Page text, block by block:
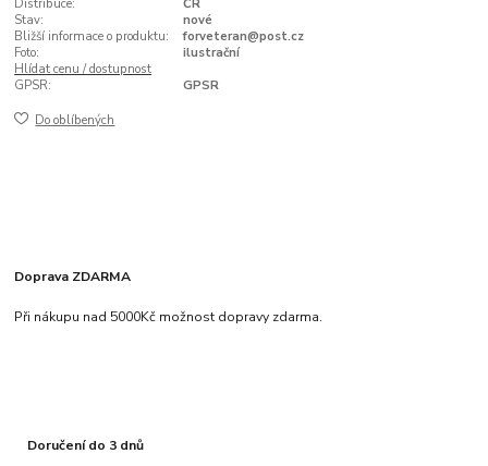
Distribuce:
ČR
Stav:
nové
Bližší informace o produktu:
forveteran@post.cz
Foto:
ilustrační
Hlídat cenu / dostupnost
GPSR:
GPSR
Do oblíbených
Doprava ZDARMA
Při nákupu nad 5000Kč možnost dopravy zdarma.
Doručení do 3 dnů